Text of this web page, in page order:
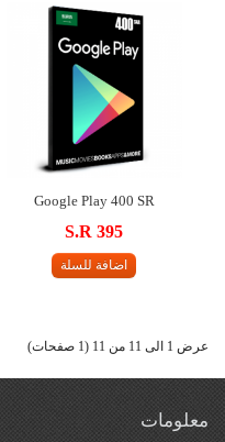
Google Play 400 SR
S.R 395
اضافة للسلة
عرض 1 الى 11 من 11 (1 صفحات)
معلومات